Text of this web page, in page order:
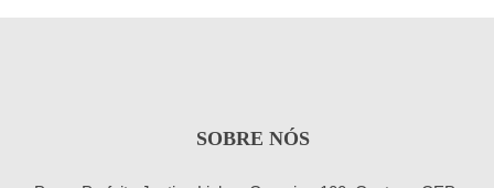
SOBRE NÓS